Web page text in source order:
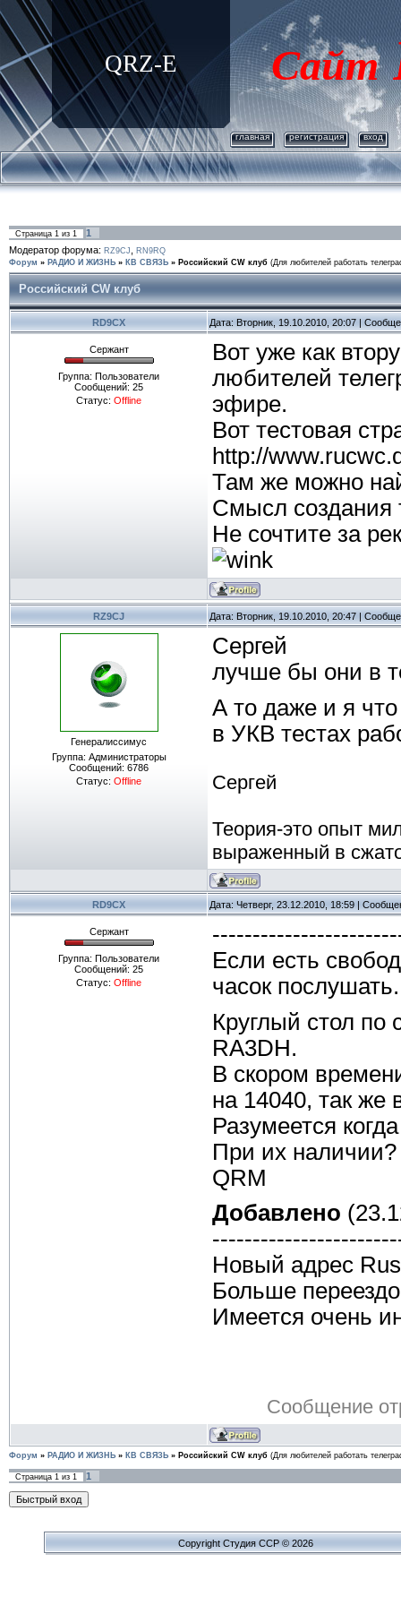
QRZ-E Сайт
главная регистрация вход
Страница 1 из 1
1
Модератор форума: RZ9CJ
RN9RQ
Форум » РАДИО И ЖИЗНЬ » КВ СВЯЗЬ » Российский CW клуб (Для любителей работать
Российский CW клуб
RD9CX Дата: Вторник, 19.10.2010, 20:07 |
Сержант
Группа: Пользователи
Сообщений: 25
Статус: Offline
Вот уже как
любителей
эфире.
Вот тестовая
http://
Там же можно
Смысл создания
Не сочтите за
RZ9CJ Дата: Вторник, 19.10.2010, 20:47 |
Генералиссимус
Группа: Администраторы
Сообщений: 6786
Статус: Offline
Сергей
лучше бы они в
А то даже и я
в УКВ тестах
Сергей
Теория-это опыт
выраженный в
RD9CX Дата: Четверг, 23.12.2010, 18:59 |
Сержант
Группа: Пользователи
Сообщений: 25
Статус: Offline
Если есть
часок
Круглый стол по
RA3DH.
В скором
на 14040, так же
Разумеется
При их наличии?
QRM
Добавлено
Новый адрес
Больше
Имеется очень
Сообщение
Форум » РАДИО И ЖИЗНЬ » КВ СВЯЗЬ » Российский CW клуб (Для любителей работать
Страница 1 из 1 1
Copyright Cтудия ССР © 2026